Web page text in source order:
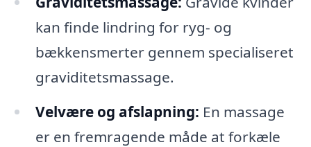
kan finde lindring for ryg- og
bækkensmerter gennem specialiseret
graviditetsmassage.
Velvære og afslapning: En massage
er en fremragende måde at forkæle